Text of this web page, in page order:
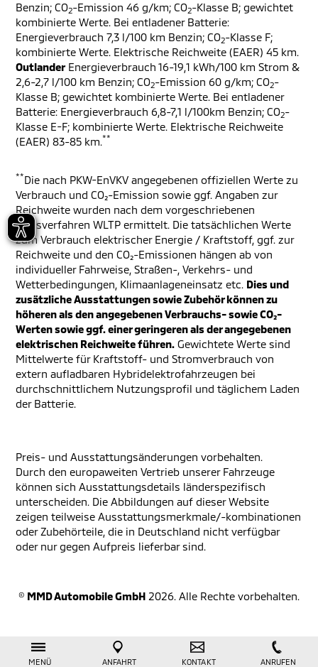
MENÜ ANFAHRT KONTAKT ANRUFEN
Benzin; CO2-Emission 46 g/km; CO2-Klasse B; gewichtet
kombinierte Werte. Bei entladener Batterie:
Energieverbrauch 7,3 l/100 km Benzin; CO2-Klasse F;
kombinierte Werte. Elektrische Reichweite (EAER) 45 km.
Outlander Energieverbrauch 16-19,1 kWh/100 km Strom &
2,6-2,7 l/100 km Benzin; CO2-Emission 60 g/km; CO2-
Klasse B; gewichtet kombinierte Werte. Bei entladener
Batterie: Energieverbrauch 6,8-7,1 l/100km Benzin; CO2-
Klasse E-F; kombinierte Werte. Elektrische Reichweite
(EAER) 83-85 km.**
**Die nach PKW-EnVKV angegebenen offiziellen Werte zu
Verbrauch und CO₂-Emission sowie ggf. Angaben zur
Reichweite wurden nach dem vorgeschriebenen
Messverfahren WLTP ermittelt. Die tatsächlichen Werte
zum Verbrauch elektrischer Energie / Kraftstoff, ggf. zur
Reichweite und den CO₂-Emissionen hängen ab von
individueller Fahrweise, Straßen-, Verkehrs- und
Wetterbedingungen, Klimaanlageneinsatz etc. Dies und
zusätzliche Ausstattungen sowie Zubehör können zu
höheren als den angegebenen Verbrauchs- sowie CO₂-
Werten sowie ggf. einer geringeren als der angegebenen
elektrischen Reichweite führen. Gewichtete Werte sind
Mittelwerte für Kraftstoff- und Stromverbrauch von
extern aufladbaren Hybridelektrofahrzeugen bei
durchschnittlichem Nutzungsprofil und täglichem Laden
der Batterie.
Preis- und Ausstattungsänderungen vorbehalten.
Durch den europaweiten Vertrieb unserer Fahrzeuge
können sich Ausstattungsdetails länderspezifisch
unterscheiden. Die Abbildungen auf dieser Website
zeigen teilweise Ausstattungsmerkmale/-kombinationen
oder Zubehörteile, die in Deutschland nicht verfügbar
oder nur gegen Aufpreis lieferbar sind.
© MMD Automobile GmbH 2026. Alle Rechte vorbehalten.